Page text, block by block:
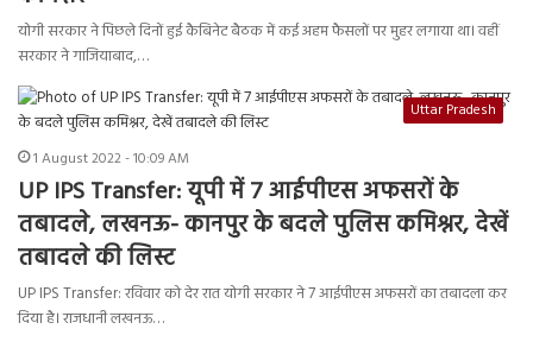
योगी सरकार ने पिछले दिनों हुई कैबिनेट बैठक में कई अहम फैसलों पर मुहर लगाया था। वहीं
सरकार ने गाजियाबाद,…
Uttar Pradesh
1 August 2022 - 10:09 AM
UP IPS Transfer: यूपी में 7 आईपीएस अफसरों के
तबादले, लखनऊ- कानपुर के बदले पुलिस कमिश्नर, देखें
तबादले की लिस्ट
UP IPS Transfer: रविवार को देर रात योगी सरकार ने 7 आईपीएस अफसरों का तबादला कर
दिया है। राजधानी लखनऊ…